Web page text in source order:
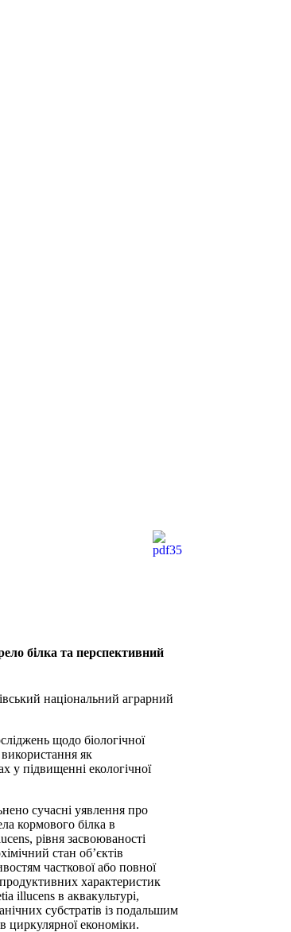
білка та перспективний
національний аграрний
щодо біологічної
як
у підвищенні екологічної
сучасні уявлення про
кормового білка в
рівня засвоюваності
стан об’єктів
часткової або повної
характеристик
illucens в аквакультурі,
субстратів із подальшим
циркулярної економіки.